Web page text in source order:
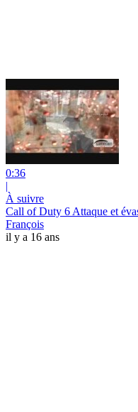
0:36
|
À suivre
Call of Duty 6 Attaque et
François
il y a 16 ans